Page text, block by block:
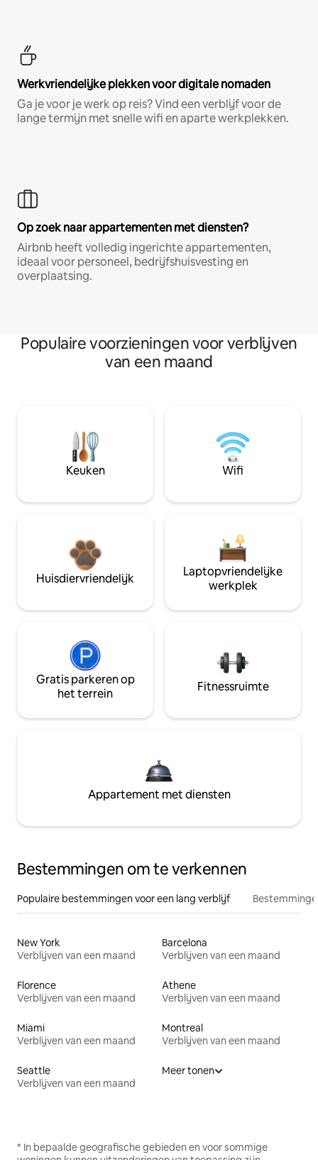
Werkvriendelijke plekken voor digitale nomaden
Ga je voor je werk op reis? Vind een verblijf voor de
lange termijn met snelle wifi en aparte werkplekken.
Op zoek naar appartementen met diensten?
Airbnb heeft volledig ingerichte appartementen,
ideaal voor personeel, bedrijfshuisvesting en
overplaatsing.
Populaire voorzieningen voor verblijven
van een maand
Keuken Wifi
Huisdiervriendelijk
Laptopvriendelijke
werkplek
Gratis parkeren op
het terrein
Fitnessruimte
Appartement met diensten
Bestemmingen om te verkennen
Populaire bestemmingen voor een lang verblijf
New York
Verblijven van een maand
Barcelona
Verblijven van een maand
Florence
Verblijven van een maand
Athene
Verblijven van een maand
Miami
Verblijven van een maand
Montreal
Verblijven van een maand
Seattle
Verblijven van een maand
Meer tonen
* In bepaalde geografische gebieden en voor sommige